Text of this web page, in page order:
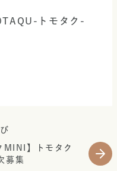
トモタク-
MINI】トモタク
募集